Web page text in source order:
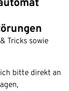
Tricks sowie
bitte direkt an